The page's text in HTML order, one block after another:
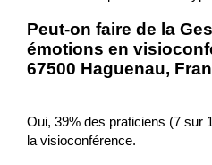
Peut-on faire de la
émotions en
67500 Haguenau,
Oui, 39% des praticiens (7 sur
la visioconférence.